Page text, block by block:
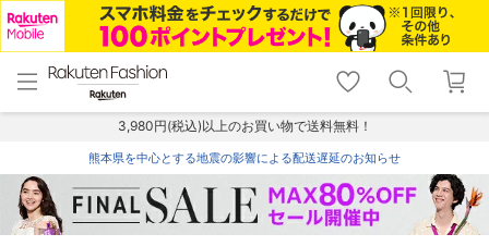
menu home
トップ
shopping_cart lock_outline
ログイン
3,980円(税込)以上のお買い物で送料無料！
熊本県を中心とする地震の影響による配送遅延のお知らせ